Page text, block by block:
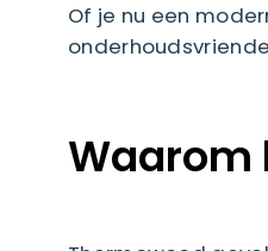
Of je nu een
Waarom